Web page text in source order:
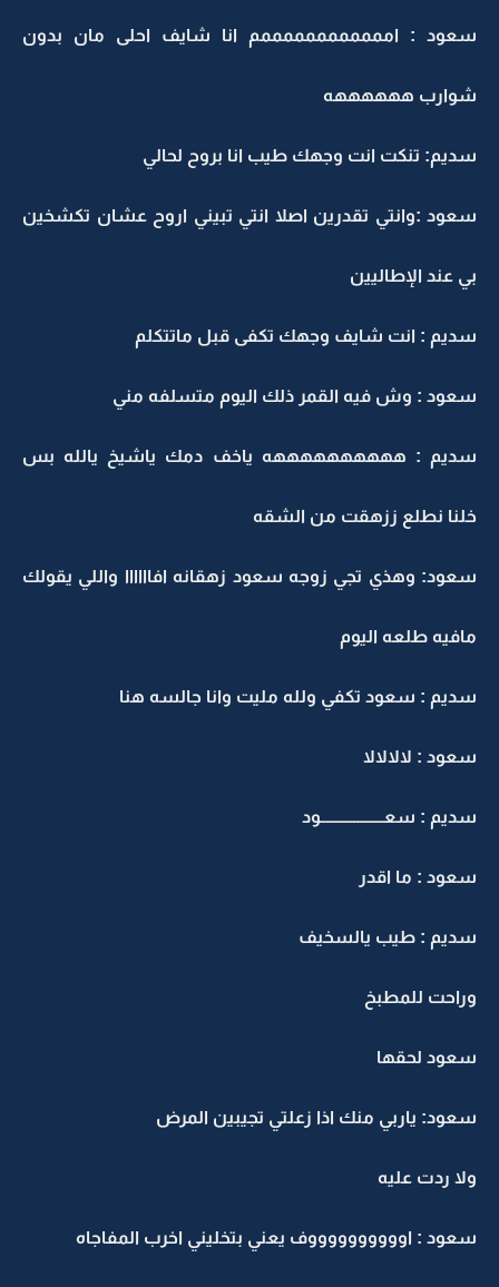
: اممممممممممممم انا شايف احلى مان بدون
ههههههه
تنكت انت وجهك طيب انا بروح لحالي
:وانتي تقدرين اصلا انتي تبيني اروح عشان تكشخين
عند الإطاليين
: انت شايف وجهك تكفى قبل ماتتكلم
: وش فيه القمر ذلك اليوم متسلفه مني
: ههههههههههه ياخف دمك ياشيخ يالله بس
نطلع ززهقت من الشقه
وهذي تجي زوجه سعود زهقانه افاااااا واللي يقولك
طلعه اليوم
: سعود تكفي ولله مليت وانا جالسه هنا
: لالالالا
: سعـــــــــــــــــــود
: ما اقدر
: طيب يالسخيف
للمطبخ
لحقها
ياربي منك اذا زعلتي تجيبين المرض
ردت عليه
: اووووووووووف يعني بتخليني اخرب المفاجاه